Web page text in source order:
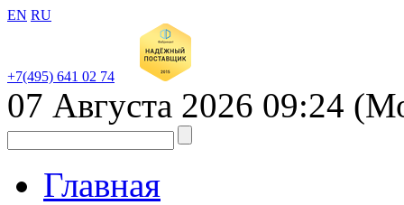
EN RU
+7(495) 641 02 74
07 Августа 2026 09:24
Главная